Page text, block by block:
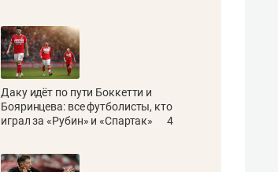
Даку идёт по пути Боккетти и
Бояринцева: все футболисты, кто
играл за «Рубин» и «Спартак»
4